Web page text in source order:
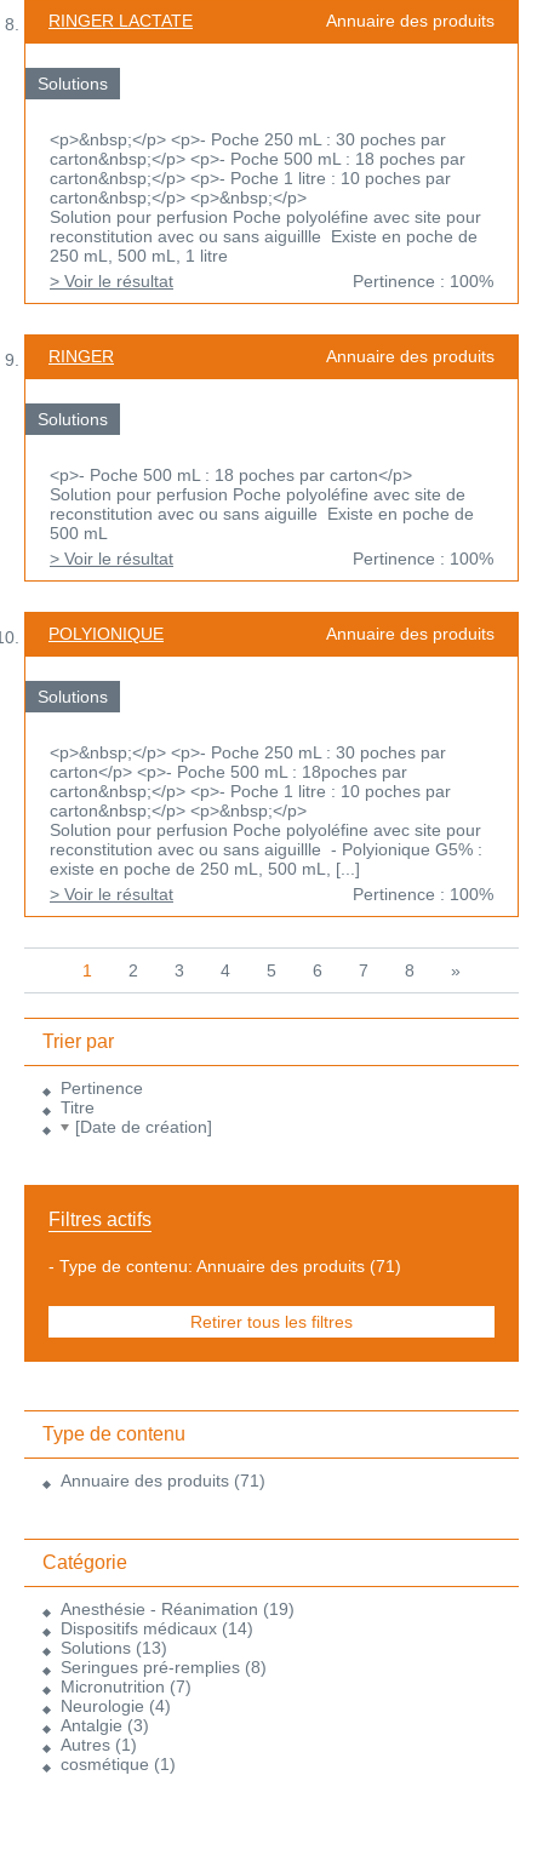
RINGER LACTATE Annuaire des produits
Solutions
<p>&nbsp;</p> <p>- Poche 250 mL : 30 poches par
carton&nbsp;</p> <p>- Poche 500 mL : 18 poches par
carton&nbsp;</p> <p>- Poche 1 litre : 10 poches par
carton&nbsp;</p> <p>&nbsp;</p>
Solution pour perfusion Poche polyoléfine avec site pour
reconstitution avec ou sans aiguillle Existe en poche de
250 mL, 500 mL, 1 litre
> Voir le résultat
Pertinence : 100%
RINGER Annuaire des produits
Solutions
<p>- Poche 500 mL : 18 poches par carton</p>
Solution pour perfusion Poche polyoléfine avec site de
reconstitution avec ou sans aiguille Existe en poche de
500 mL
> Voir le résultat
Pertinence : 100%
POLYIONIQUE Annuaire des produits
Solutions
<p>&nbsp;</p> <p>- Poche 250 mL : 30 poches par
carton</p> <p>- Poche 500 mL : 18poches par
carton&nbsp;</p> <p>- Poche 1 litre : 10 poches par
carton&nbsp;</p> <p>&nbsp;</p>
Solution pour perfusion Poche polyoléfine avec site pour
reconstitution avec ou sans aiguillle - Polyionique G5% :
existe en poche de 250 mL, 500 mL, [...]
> Voir le résultat
Pertinence : 100%
1 2 3 4 5 6 7 8 »
Trier par
Pertinence
Titre
[Date de création]
Filtres actifs
- Type de contenu: Annuaire des produits (71)
Retirer tous les filtres
Type de contenu
Annuaire des produits (71)
Catégorie
Anesthésie - Réanimation (19)
Dispositifs médicaux (14)
Solutions (13)
Seringues pré-remplies (8)
Micronutrition (7)
Neurologie (4)
Antalgie (3)
Autres (1)
cosmétique (1)